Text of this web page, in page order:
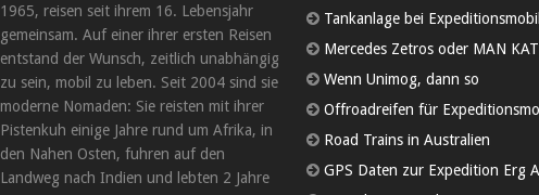
1965, reisen seit ihrem 16. Lebensjahr
gemeinsam. Auf einer ihrer ersten Reisen
entstand der Wunsch, zeitlich unabhängig
zu sein, mobil zu leben. Seit 2004 sind sie
moderne Nomaden: Sie reisten mit ihrer
Pistenkuh einige Jahre rund um Afrika, in
den Nahen Osten, fuhren auf den
Landweg nach Indien und lebten 2 Jahre
Tankanlage bei
Mercedes Zetros oder MAN KAT
Wenn Unimog, dann so
Offroadreifen für
Road Trains in Australien
GPS Daten zur Expedition Erg